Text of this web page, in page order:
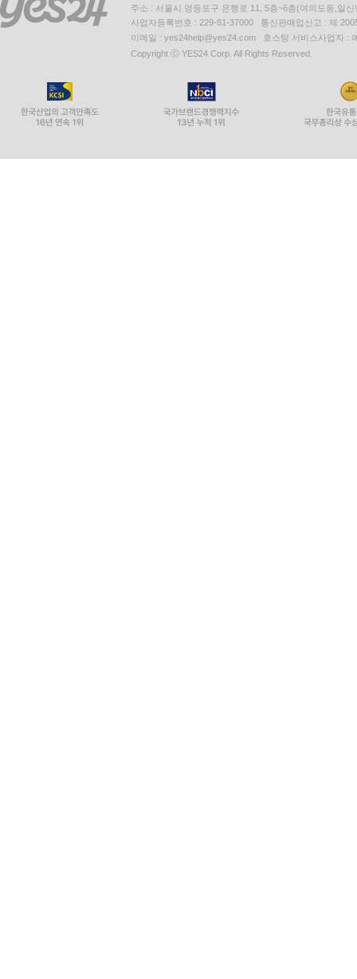
주소 : 서울시 영등포구 은행로 11, 5층~6층(여의도동,일신
사업자등록번호 : 229-81-37000 통신판매업신고 : 제
이메일 : yes24help@yes24.com 호스팅 서비스사업자 :
Copyright ⓒ YES24 Corp. All Rights Reserved.